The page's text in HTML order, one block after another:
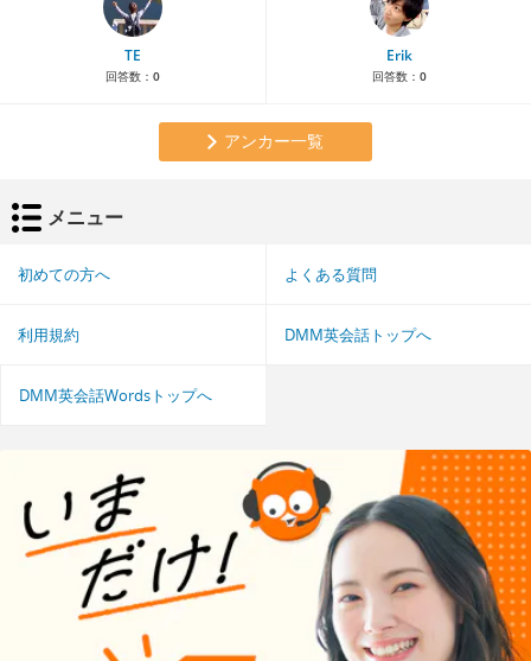
TE
回答数： 0
Erik
回答数： 0
アンカー一覧
メニュー
初めての方へ よくある質問
利用規約 DMM英会話トップへ
DMM英会話Wordsトップへ